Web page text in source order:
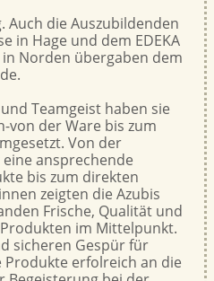
Auch die Auszubildenden
in Hage und dem EDEKA
Norden übergaben dem
Teamgeist haben sie
von der Ware bis zum
Von der
ansprechende
bis zum direkten
zeigten die Azubis
Frische, Qualität und
im Mittelpunkt.
sicheren Gespür für
erfolreich an die